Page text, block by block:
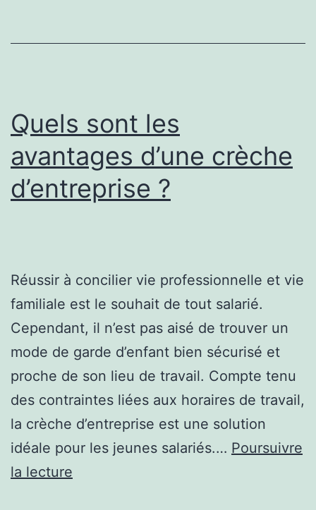
Quels sont les
avantages d’une crèche
d’entreprise ?
Réussir à concilier vie professionnelle et vie
familiale est le souhait de tout salarié.
Cependant, il n’est pas aisé de trouver un
mode de garde d’enfant bien sécurisé et
proche de son lieu de travail. Compte tenu
des contraintes liées aux horaires de travail,
la crèche d’entreprise est une solution
idéale pour les jeunes salariés.… Poursuivre
la lecture